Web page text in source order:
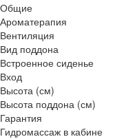
Общие
Ароматерапия
Вентиляция
Вид поддона
Встроенное сиденье
Вход
Высота (см)
Высота поддона (см)
Гарантия
Гидромассаж в кабине